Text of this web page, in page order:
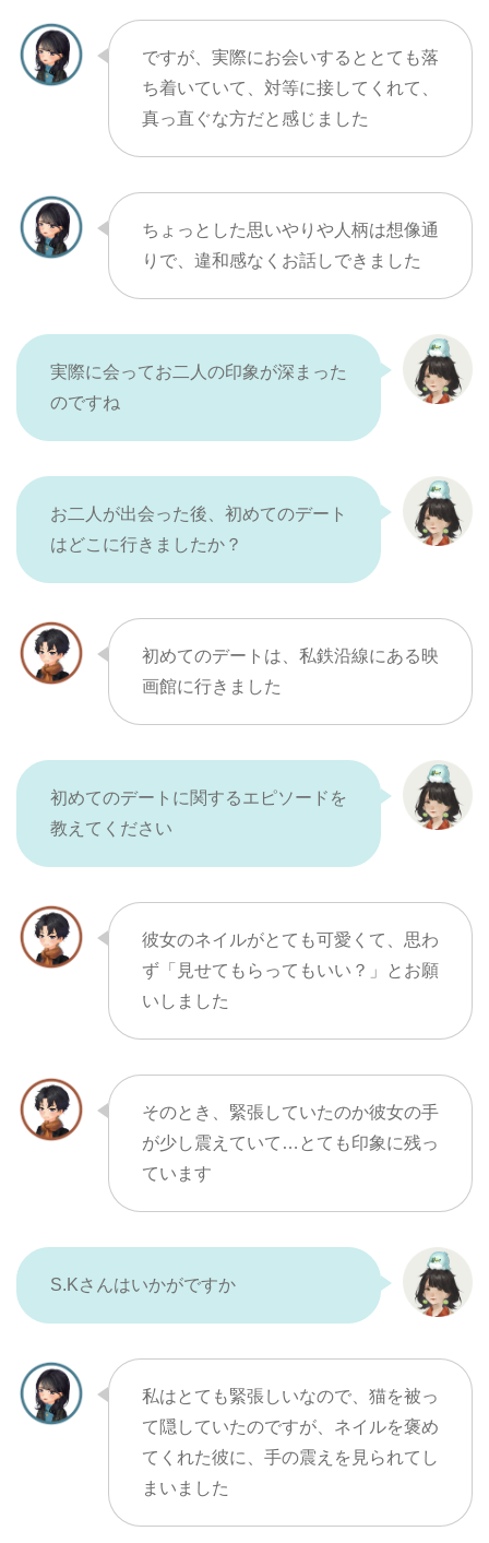
ですが、実際にお会いするととても落
ち着いていて、対等に接してくれて、
真っ直ぐな方だと感じました
ちょっとした思いやりや人柄は想像通
りで、違和感なくお話しできました
実際に会ってお二人の印象が深まった
のですね
お二人が出会った後、初めてのデート
はどこに行きましたか？
初めてのデートは、私鉄沿線にある映
画館に行きました
初めてのデートに関するエピソードを
教えてください
彼女のネイルがとても可愛くて、思わ
ず「見せてもらってもいい？」とお願
いしました
そのとき、緊張していたのか彼女の手
が少し震えていて…とても印象に残っ
ています
S.Kさんはいかがですか
私はとても緊張しいなので、猫を被っ
て隠していたのですが、ネイルを褒め
てくれた彼に、手の震えを見られてし
まいました